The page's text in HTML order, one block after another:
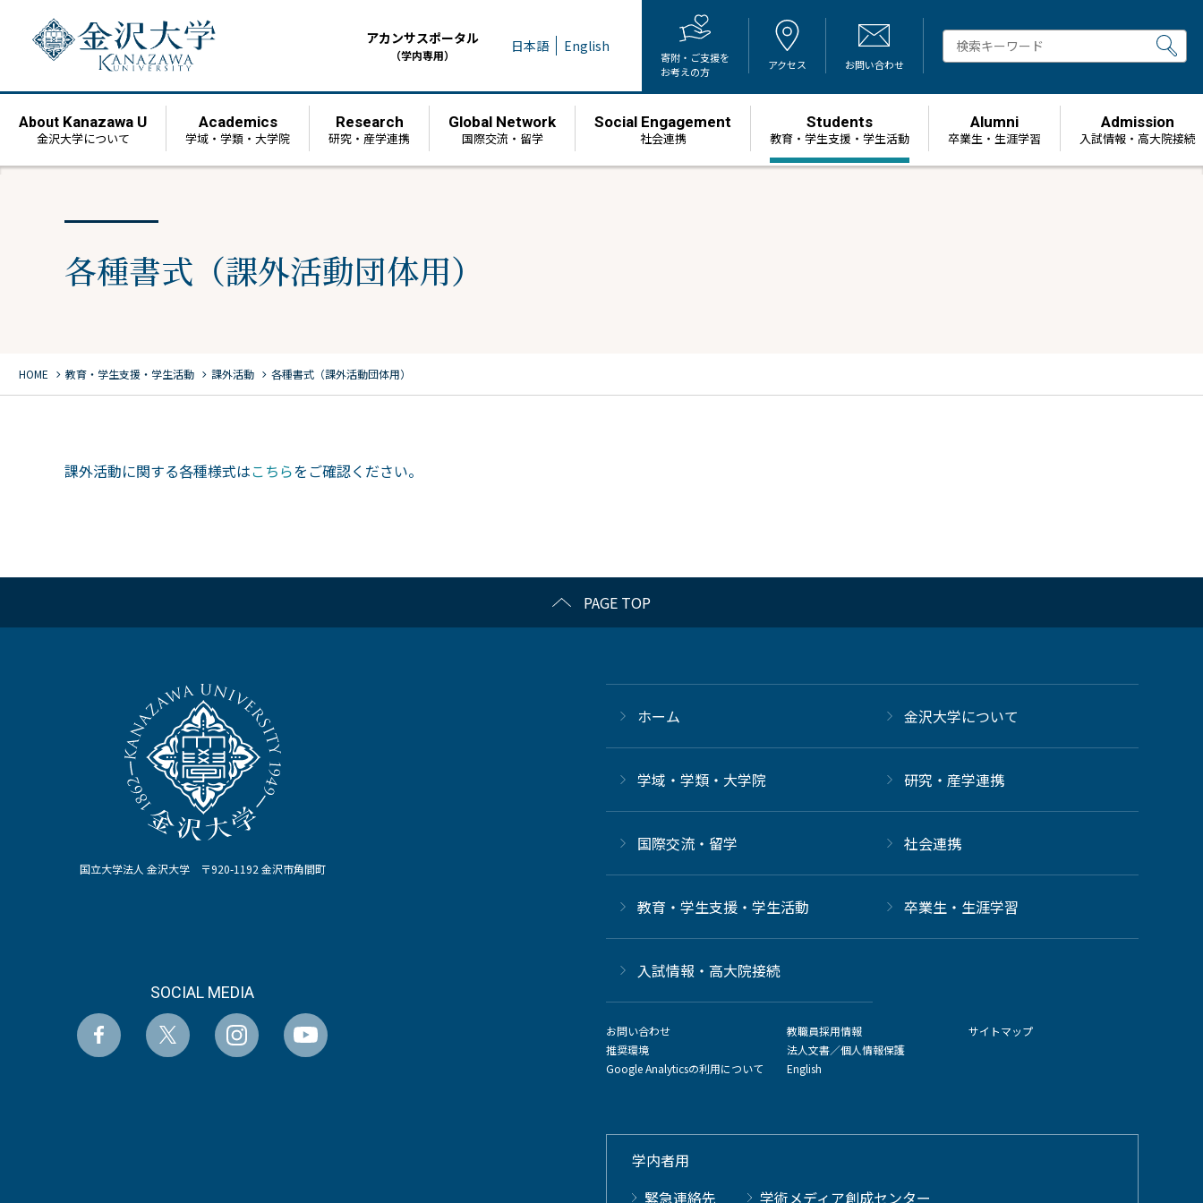
アカンサスポータル
（学内専用） 日本語 English
寄附・ご支援を
お考えの方
アクセス お問い合わせ
About Kanazawa U
金沢大学について
Academics
学域・学類・大学院
Research
研究・産学連携
Global Network
国際交流・留学
Social Engagement
社会連携
Students
教育・学生支援・学生活動
Alumni
卒業生・生涯学習
Admission
⼊試情報・高大院接続
各種書式（課外活動団体用）
HOME chevron_right 教育・学生支援・学生活動 chevron_right 課外活動 chevron_right 各種書式（課外活動団体用）
課外活動に関する各種様式はこちらをご確認ください。
PAGE TOP
国立大学法人 金沢大学 〒920-1192 金沢市角間町
SOCIAL MEDIA
ホーム 金沢大学について
学域・学類・大学院 研究・産学連携
国際交流・留学 社会連携
教育・学生支援・学生活動 卒業生・生涯学習
⼊試情報・高大院接続
お問い合わせ
推奨環境
Google Analyticsの利用について
教職員採用情報
法人文書／個人情報保護
English
サイトマップ
学内者用
緊急連絡先
学術メディア創成センター